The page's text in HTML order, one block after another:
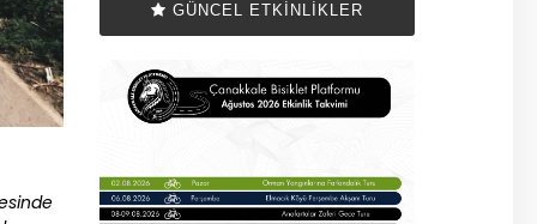
GÜNCEL ETKINLIKLER